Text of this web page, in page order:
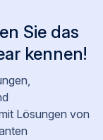
Sie das
kennen!
Lösungen von